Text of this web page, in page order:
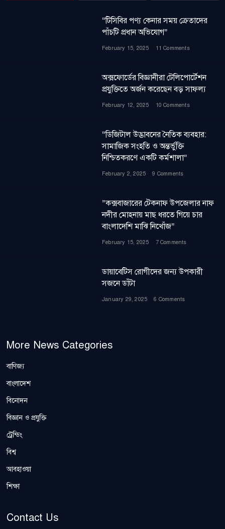
“টিসিবির পণ্য কেনার সময় ক্রেতাদের
পাঁচটি প্রধান অভিযোগ”
February 15, 2025 11 Comments
অক্সফোর্ডের বিজ্ঞানীরা টেলিপোর্টেশন
প্রযুক্তিতে অর্জন করেছেন বড় সাফল্য
February 12, 2025 10 Comments
“ডিজিটাল উদ্ভাবনের নৈতিক ব্যবহার:
সামাজিক সংহতি ও অন্তর্ভুক্তি
নিশ্চিতকরণে একটি কর্মশালা”
February 2, 2025 9 Comments
”কক্সবাজারের টেকনাফ উপজেলার নাফ
নদীর মোহনায় মাছ ধরতে গিয়ে চার
বাংলাদেশি মাঝি নিখোঁজ”
February 15, 2025 7 Comments
ডায়াবেটিস রোগীদের জন্য উপকারী
সজনে ডাঁটা
January 29, 2025 6 Comments
More News Categories
বাণিজ্য
বাংলাদেশ
বিনোদন
বিজ্ঞান ও প্রযুক্তি
ট্রেন্ডিং
বিশ্ব
আবহাওয়া
শিক্ষা
Contact Us